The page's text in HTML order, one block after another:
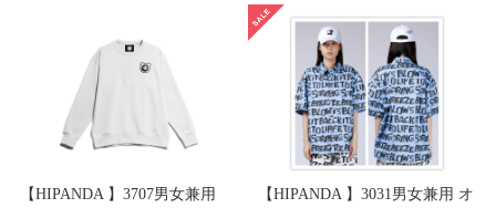
【HIPANDA 】3707男女兼用
【HIPANDA 】3031男女兼用 オ